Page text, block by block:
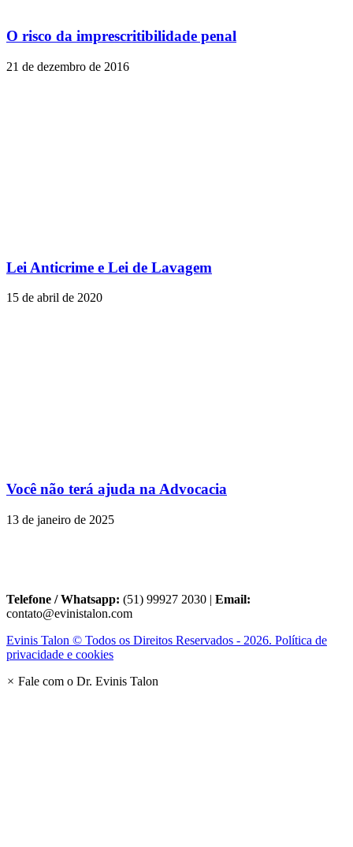
O risco da imprescritibilidade penal
21 de dezembro de 2016
Lei Anticrime e Lei de Lavagem
15 de abril de 2020
Você não terá ajuda na Advocacia
13 de janeiro de 2025
Telefone / Whatsapp: (51) 99927 2030 | Email:
contato@evinistalon.com
Evinis Talon © Todos os Direitos Reservados - 2026. Política de
privacidade e cookies
× Fale com o Dr. Evinis Talon